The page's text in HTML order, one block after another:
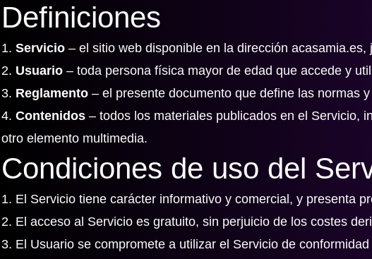
Definiciones
1. Servicio – el sitio web disponible en la dirección
2. Usuario – toda persona física mayor de edad que accede y
3. Reglamento – el presente documento que define las normas
4. Contenidos – todos los materiales publicados en el Servicio,
otro elemento multimedia.
Condiciones de uso del
1. El Servicio tiene carácter informativo y comercial, y presenta
2. El acceso al Servicio es gratuito, sin perjuicio de los costes
3. El Usuario se compromete a utilizar el Servicio de